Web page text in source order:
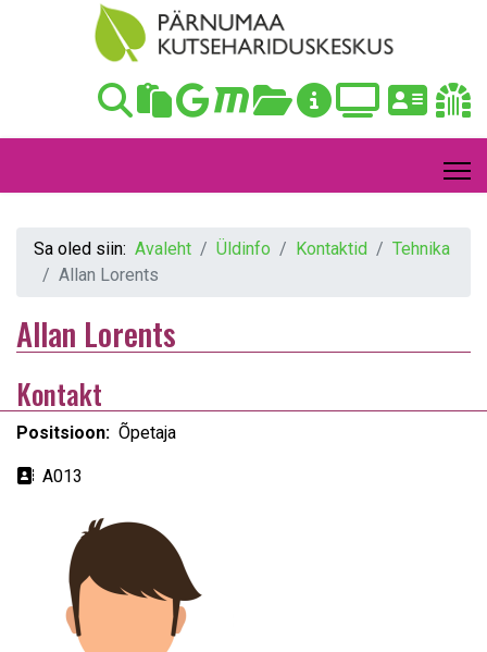
Sa oled siin: Avaleht Üldinfo Kontaktid
Tehnika
Allan Lorents
Allan Lorents
Kontakt
Positsioon: Õpetaja
Aadress
A013